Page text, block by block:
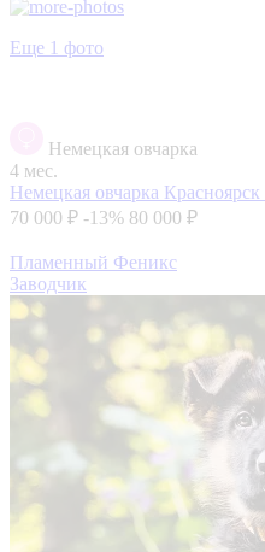
Еще 1 фото
Немецкая овчарка
4 мес.
Немецкая овчарка Красноярск
70 000 ₽ -13% 80 000 ₽
Пламенный Феникс
Заводчик